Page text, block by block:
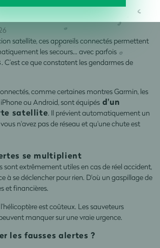
satellite, ces appareils connectés permettent
les secours… avec parfois
. C’est ce que constatent les gendarmes de
comme certaines montres Garmin, les
ou Android, sont équipés d'un
satellite. Il prévient automatiquement un
n'avez pas de réseau et qu'une chute est
se multiplient
sont extrêmement utiles en cas de réel accident,
à se déclencher pour rien. D'où un gaspillage de
et financières.
est coûteux. Les sauveteurs
manquer sur une vraie urgence.
les fausses alertes ?